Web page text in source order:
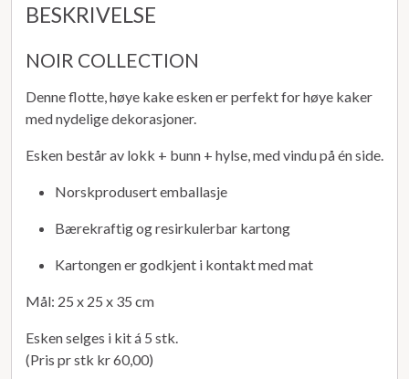
BESKRIVELSE
NOIR COLLECTION
Denne flotte, høye kake esken er perfekt for høye kaker
med nydelige dekorasjoner.
Esken består av lokk + bunn + hylse, med vindu på én side.
Norskprodusert emballasje
Bærekraftig og resirkulerbar kartong
Kartongen er godkjent i kontakt med mat
Mål: 25 x 25 x 35 cm
Esken selges i kit á 5 stk.
(Pris pr stk kr 60,00)